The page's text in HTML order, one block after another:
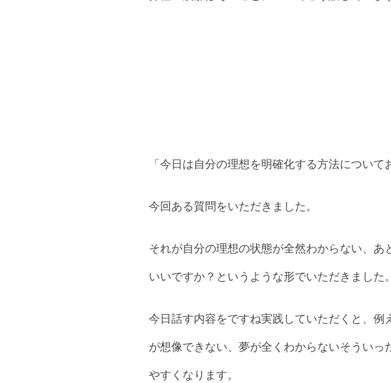
「今日は自分の理想を明確化する方法について
今回ある質問をいただきました。
それが自分の理想の状態が全然わからない、
いいですか？というような形でいただきました。
今日話す内容をですね実践していただくと、
が想像できない、夢が全くわからないそうい
やすくなります。